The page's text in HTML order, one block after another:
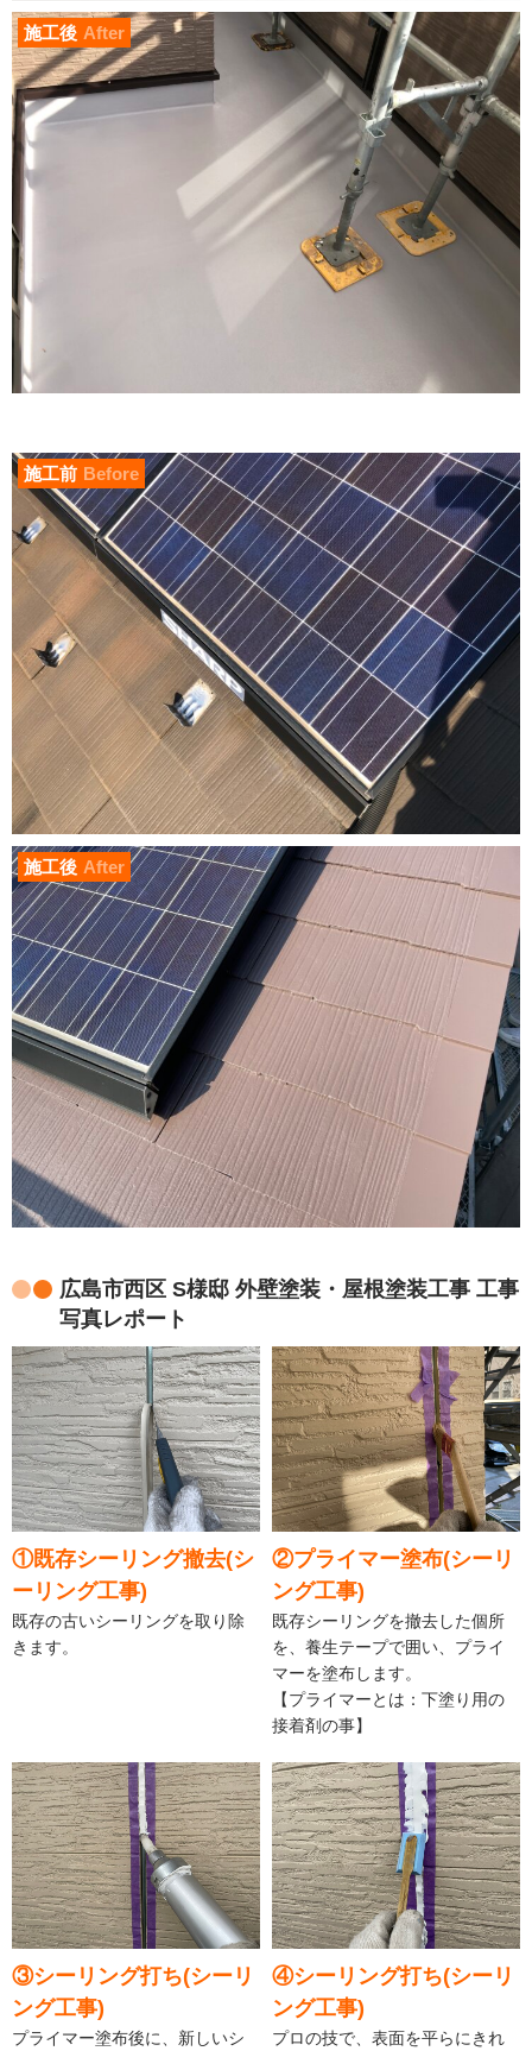
施工後 After
施工前 Before
施工後 After
広島市西区 S様邸 外壁塗装・屋根塗装工事 工事
写真レポート
①既存シーリング撤去(シ
ーリング工事)
既存の古いシーリングを取り除
きます。
②プライマー塗布(シーリ
ング工事)
既存シーリングを撤去した個所
を、養生テープで囲い、プライ
マーを塗布します。
【プライマーとは：下塗り用の
接着剤の事】
③シーリング打ち(シーリ
ング工事)
プライマー塗布後に、新しいシ
④シーリング打ち(シーリ
ング工事)
プロの技で、表面を平らにきれ